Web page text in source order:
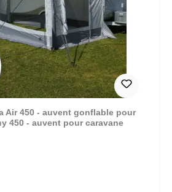
Air 450 - auvent gonflable pour
450 - auvent pour caravane